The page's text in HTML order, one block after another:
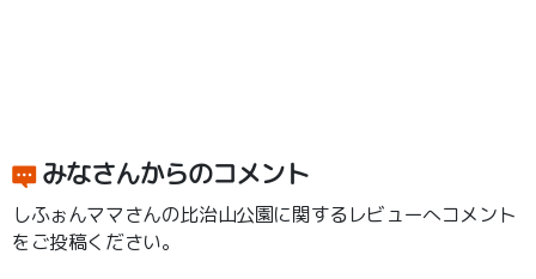
みなさんからのコメント
しふぉんママさんの比治山公園に関するレビューへコメント
をご投稿ください。